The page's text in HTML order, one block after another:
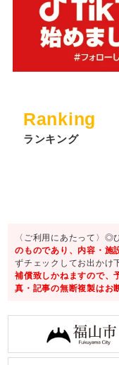
Ranking
ランキング
〈ご利用にあたって〉◎
のものであり、内容・施
ずチェックしてお出かけ
補償致しかねますので、
真・記事の無断複製はお